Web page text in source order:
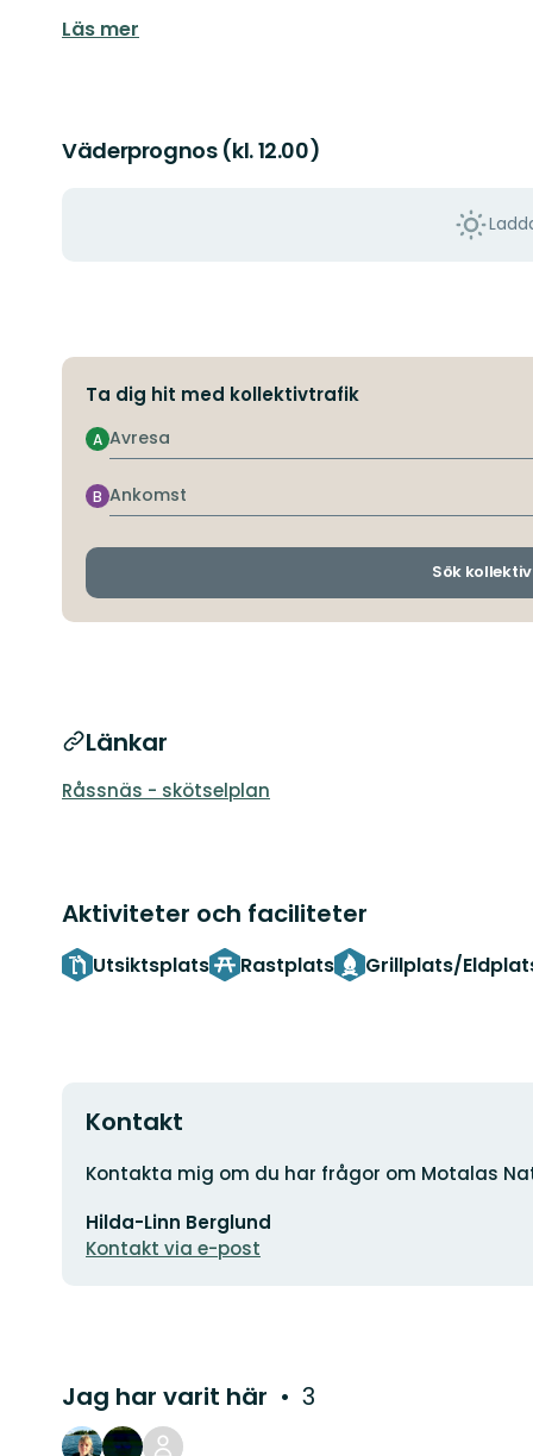
Läs mer
Väderprognos (kl. 12.00)
Ta dig hit med kollektivtrafik
Avresa
A
Ankomst
B
Sök
Länkar
Råssnäs - skötselplan
Aktiviteter och faciliteter
Utsiktsplats Rastplats Grillplats/
Kontakt
Adress
Kontakta mig om du har frågor om Motalas
postadress
Hilda-Linn Berglund
Kontakt via e-post
Jag har varit här 3